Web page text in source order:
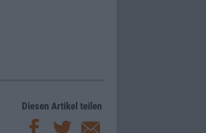
Diesen Artikel teilen